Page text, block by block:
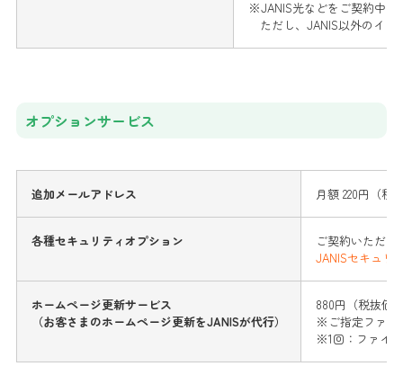
※JANIS光などをご契約中で
ただし、JANIS以外のイン
オプションサービス
追加メールアドレス 月額 220円（税
各種セキュリティオプション
ご契約いただけ
JANISセキュリ
ホームページ更新サービス
（お客さまのホームページ更新をJANISが代行）
880円（税抜価
※ご指定ファイ
※1回：ファイ